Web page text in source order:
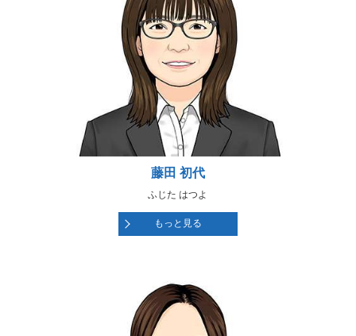
藤田 初代
ふじた はつよ
もっと見る